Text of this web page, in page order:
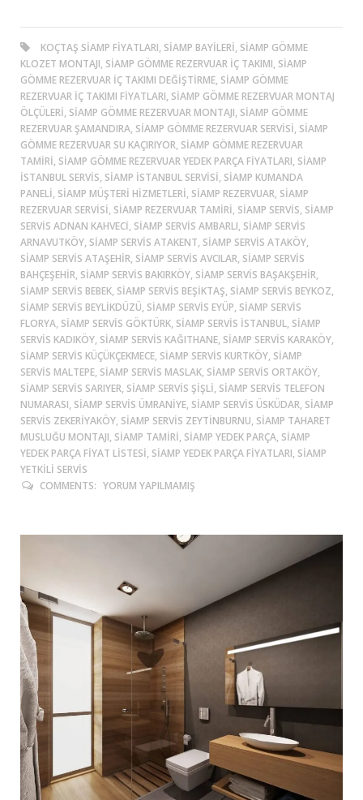
KOÇTAŞ SIAMP FIYATLARI, SIAMP BAYILERI, SIAMP GÖMME
KLOZET MONTAJI, SIAMP GÖMME REZERVUAR İÇ TAKIMI, SIAMP
GÖMME REZERVUAR İÇ TAKIMI DEĞIŞTIRME, SIAMP GÖMME
REZERVUAR İÇ TAKIMI FIYATLARI, SIAMP GÖMME REZERVUAR MONTAJ
ÖLÇÜLERI, SIAMP GÖMME REZERVUAR MONTAJI, SIAMP GÖMME
REZERVUAR ŞAMANDIRA, SIAMP GÖMME REZERVUAR SERVISI, SIAMP
GÖMME REZERVUAR SU KAÇIRIYOR, SIAMP GÖMME REZERVUAR
TAMIRI, SIAMP GÖMME REZERVUAR YEDEK PARÇA FIYATLARI, SIAMP
ISTANBUL SERVIS, SIAMP ISTANBUL SERVISI, SIAMP KUMANDA
PANELI, SIAMP MÜŞTERI HIZMETLERI, SIAMP REZERVUAR, SIAMP
REZERVUAR SERVISI, SIAMP REZERVUAR TAMIRI, SIAMP SERVIS, SIAMP
SERVIS ADNAN KAHVECI, SIAMP SERVIS AMBARLI, SIAMP SERVIS
ARNAVUTKÖY, SIAMP SERVIS ATAKENT, SIAMP SERVIS ATAKÖY,
SIAMP SERVIS ATAŞEHIR, SIAMP SERVIS AVCILAR, SIAMP SERVIS
BAHÇEŞEHIR, SIAMP SERVIS BAKIRKÖY, SIAMP SERVIS BAŞAKŞEHIR,
SIAMP SERVIS BEBEK, SIAMP SERVIS BEŞIKTAŞ, SIAMP SERVIS BEYKOZ,
SIAMP SERVIS BEYLIKDÜZÜ, SIAMP SERVIS EYÜP, SIAMP SERVIS
FLORYA, SIAMP SERVIS GÖKTÜRK, SIAMP SERVIS ISTANBUL, SIAMP
SERVIS KADIKÖY, SIAMP SERVIS KAĞITHANE, SIAMP SERVIS KARAKÖY,
SIAMP SERVIS KÜÇÜKÇEKMECE, SIAMP SERVIS KURTKÖY, SIAMP
SERVIS MALTEPE, SIAMP SERVIS MASLAK, SIAMP SERVIS ORTAKÖY,
SIAMP SERVIS SARIYER, SIAMP SERVIS ŞIŞLI, SIAMP SERVIS TELEFON
NUMARASI, SIAMP SERVIS ÜMRANIYE, SIAMP SERVIS ÜSKÜDAR, SIAMP
SERVIS ZEKERIYAKÖY, SIAMP SERVIS ZEYTINBURNU, SIAMP TAHARET
MUSLUĞU MONTAJI, SIAMP TAMIRI, SIAMP YEDEK PARÇA, SIAMP
YEDEK PARÇA FIYAT LISTESI, SIAMP YEDEK PARÇA FIYATLARI, SIAMP
YETKILI SERVIS
COMMENTS: YORUM YAPILMAMIŞ